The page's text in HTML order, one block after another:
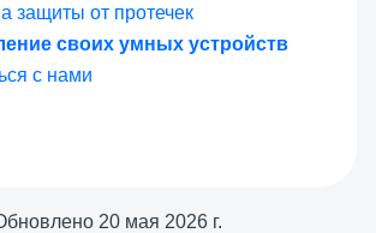
защиты от протечек
своих умных устройств
с нами
20 мая 2026 г.